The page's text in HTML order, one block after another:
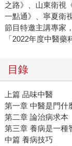
之路》、山東衛視
一點通》、寧夏衛
節目特邀主講專家
「2022年度中醫藥
目錄
上篇 品味中醫
第一章 中醫是門什
第二章 論治病求本
第三章 養病是一種
中篇 養病技巧